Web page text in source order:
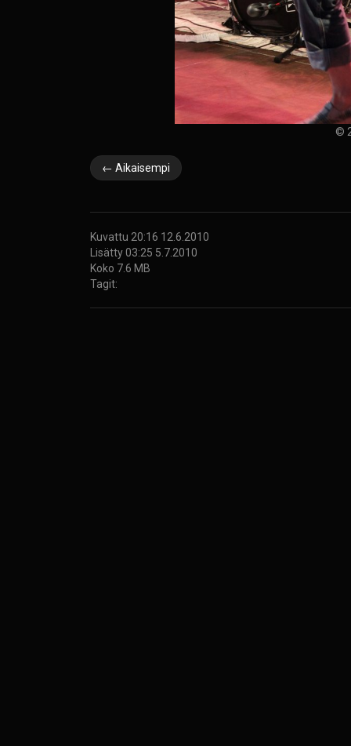
©
← Aikaisempi
Kuvattu 20:16 12.6.2010
Lisätty 03:25 5.7.2010
Koko 7.6 MB
Tagit: